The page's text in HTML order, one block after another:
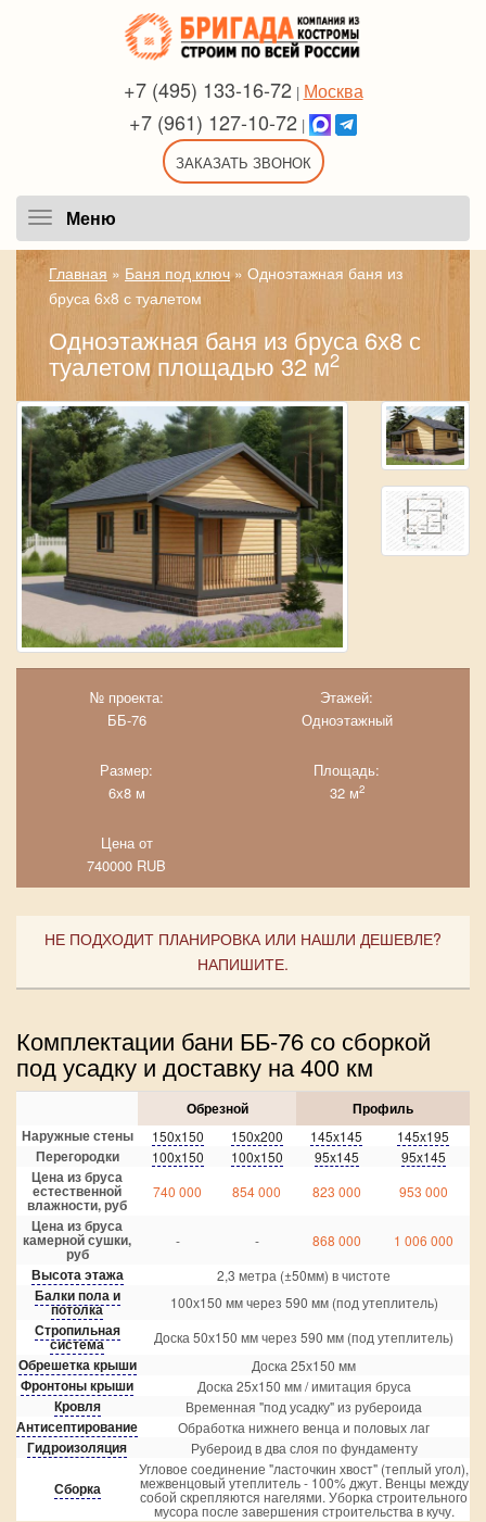
+7 (495) 133-16-72 | Москва
+7 (961) 127-10-72 |
ЗАКАЗАТЬ ЗВОНОК
Меню
Главная » Баня под ключ» Одноэтажная баня из
бруса 6х8 с туалетом
Одноэтажная баня из бруса 6х8 с
туалетом площадью 32 м2
№ проекта:
ББ-76
Этажей:
Одноэтажный
Размер:
6х8 м
Площадь:
32 м2
Цена от
740000 RUB
НЕ ПОДХОДИТ ПЛАНИРОВКА ИЛИ НАШЛИ ДЕШЕВЛЕ?
НАПИШИТЕ.
Комплектации бани ББ-76 со сборкой
под усадку и доставку на 400 км
Обрезной
Профиль
Наружные стены
150x150 150x200 145x145 145x195
Перегородки 100x150 100x150 95x145 95x145
Цена из бруса
естественной
влажности, руб
740 000 854 000 823 000 953 000
Цена из бруса
камерной сушки,
руб
- - 868 000 1 006 000
Высота этажа 2,3 метра (±50мм) в чистоте
Балки пола и
потолка 100х150 мм через 590 мм (под утеплитель)
Стропильная
система Доска 50х150 мм через 590 мм (под утеплитель)
Обрешетка крыши Доска 25х150 мм
Фронтоны крыши Доска 25х150 мм / имитация бруса
Кровля Временная "под усадку" из рубероида
Антисептирование Обработка нижнего венца и половых лаг
Гидроизоляция Рубероид в два слоя по фундаменту
Сборка
Угловое соединение "ласточкин хвост" (теплый угол),
межвенцовый утеплитель - 100% джут. Венцы между
собой скрепляются нагелями. Уборка строительного
мусора после завершения строительства в кучу.